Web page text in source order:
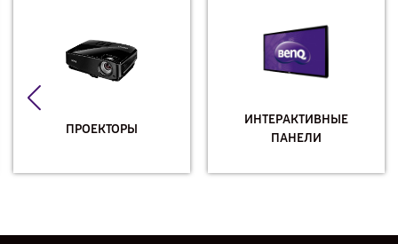
ПРОЕКТОРЫ
ИНТЕРАКТИВНЫЕ
ПАНЕЛИ